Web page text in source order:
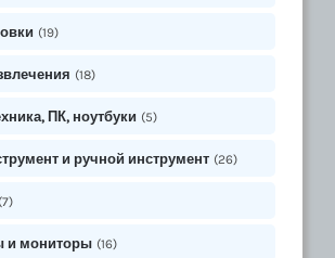
(19)
(18)
ПК, ноутбуки (5)
и ручной инструмент (26)
(7)
и мониторы (16)